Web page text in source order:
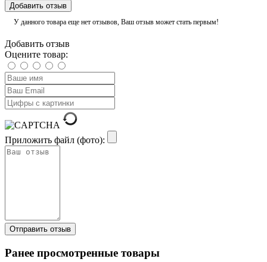
Добавить отзыв
У данного товара еще нет отзывов, Ваш отзыв может стать первым!
Добавить отзыв
Оцените товар:
Приложить файл (фото):
Ранее просмотренные товары